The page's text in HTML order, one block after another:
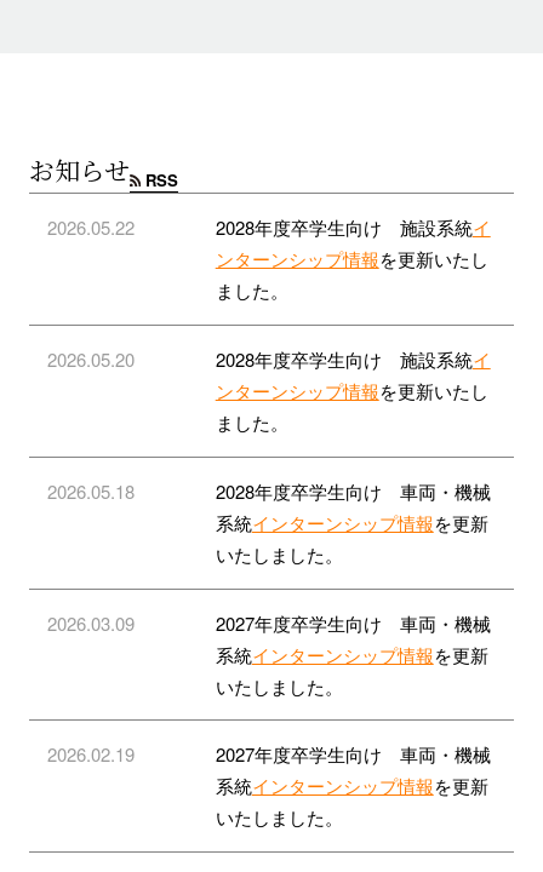
お知らせ RSS
2026.05.22 2028年度卒学生向け 施設系統イ
ンターンシップ情報を更新いたし
ました。
2026.05.20 2028年度卒学生向け 施設系統イ
ンターンシップ情報を更新いたし
ました。
2026.05.18
2028年度卒学生向け 車両・機械
系統インターンシップ情報を更新
いたしました。
2026.03.09
2027年度卒学生向け 車両・機械
系統インターンシップ情報を更新
いたしました。
2026.02.19
2027年度卒学生向け 車両・機械
系統インターンシップ情報を更新
いたしました。